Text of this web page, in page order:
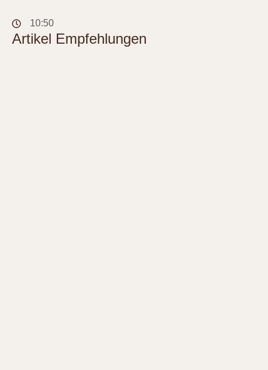
10:50
Artikel Empfehlungen